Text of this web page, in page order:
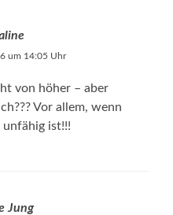
um 14:05 Uhr
von höher – aber
Vor allem, wenn
ist!!!
Jung